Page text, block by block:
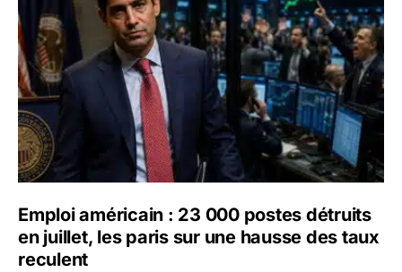
Emploi américain : 23 000 postes détruits
en juillet, les paris sur une hausse des taux
reculent